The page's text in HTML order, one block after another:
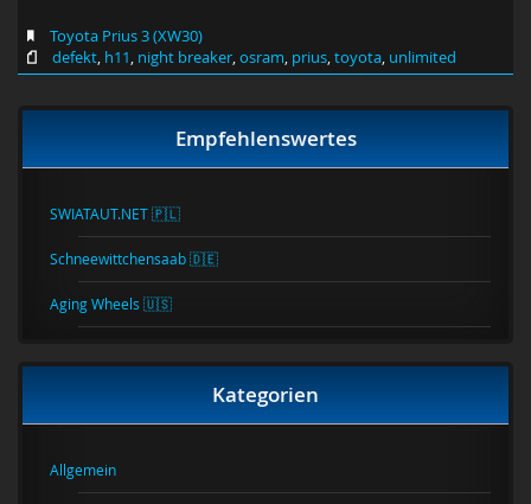
Toyota Prius 3 (XW30)
defekt, h11, night breaker,osram, prius,toyota, unlimited
Empfehlenswertes
SWIATAUT.NET 🇵🇱
Schneewittchensaab 🇩🇪
Aging Wheels 🇺🇸
Kategorien
Allgemein